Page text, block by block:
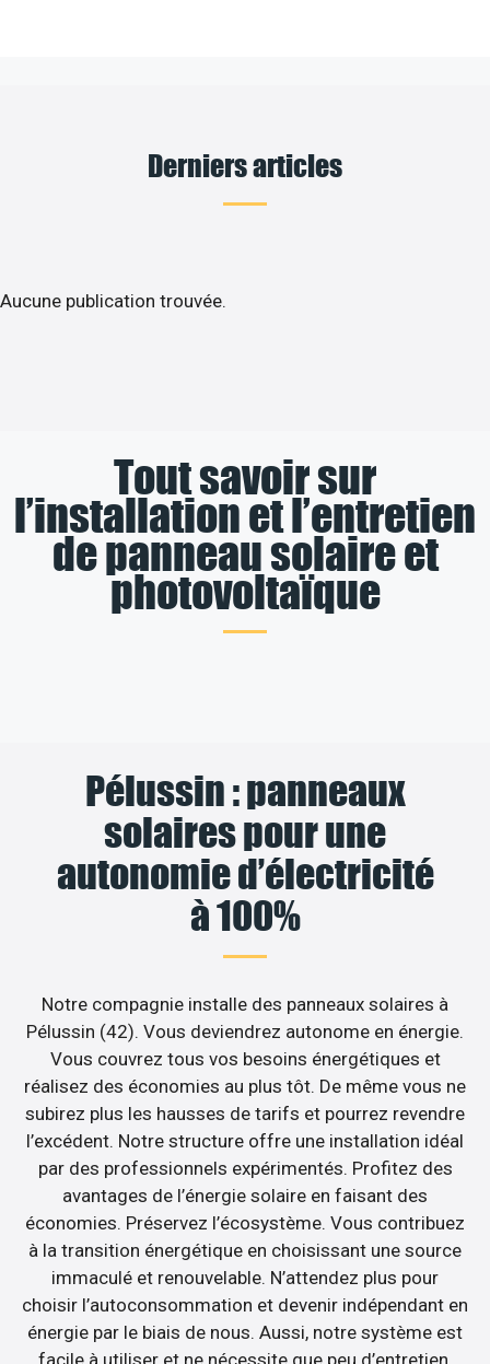
Derniers articles
Aucune publication trouvée.
Tout savoir sur
l’installation et l’entretien
de panneau solaire et
photovoltaïque
Pélussin : panneaux
solaires pour une
autonomie d’électricité
à 100%
Notre compagnie installe des panneaux solaires à
Pélussin (42). Vous deviendrez autonome en énergie.
Vous couvrez tous vos besoins énergétiques et
réalisez des économies au plus tôt. De même vous ne
subirez plus les hausses de tarifs et pourrez revendre
l’excédent. Notre structure offre une installation idéal
par des professionnels expérimentés. Profitez des
avantages de l’énergie solaire en faisant des
économies. Préservez l’écosystème. Vous contribuez
à la transition énergétique en choisissant une source
immaculé et renouvelable. N’attendez plus pour
choisir l’autoconsommation et devenir indépendant en
énergie par le biais de nous. Aussi, notre système est
facile à utiliser et ne nécessite que peu d’entretien.